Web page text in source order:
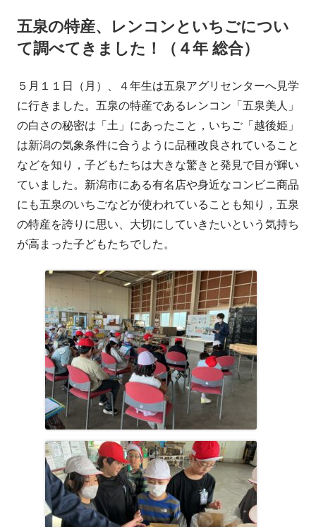
リ
ー
五泉の特産、レンコンといちごについ
て調べてきました！（４年 総合）
５月１１日（月）、４年生は五泉アグリセンターへ見学
に行きました。五泉の特産であるレンコン「五泉美人」
の白さの秘密は「土」にあったこと，いちご「越後姫」
は新潟の気象条件に合うように品種改良されていること
などを知り，子どもたちは大きな驚きと発見で目が輝い
ていました。新潟市にある有名店や身近なコンビニ商品
にも五泉のいちごなどが使われていることも知り，五泉
の特産を誇りに思い、大切にしていきたいという気持ち
が高まった子どもたちでした。